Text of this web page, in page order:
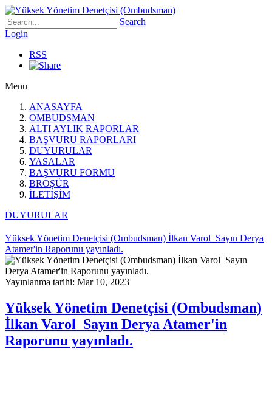
Search
Login
RSS
Menu
ANASAYFA
OMBUDSMAN
ALTI AYLIK RAPORLAR
BAŞVURU RAPORLARI
DUYURULAR
YASALAR
BAŞVURU FORMU
BROŞÜR
İLETİŞİM
DUYURULAR
Yüksek Yönetim Denetçisi (Ombudsman) İlkan Varol Sayın Derya
Atamer'in Raporunu yayınladı.
Yayınlanma tarihi: Mar 10, 2023
Yüksek Yönetim Denetçisi (Ombudsman)
İlkan Varol Sayın Derya Atamer'in
Raporunu yayınladı.